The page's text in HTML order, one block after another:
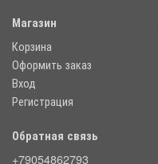
Магазин
Корзина
Оформить заказ
Вход
Регистрация
Обратная связь
+79054862793